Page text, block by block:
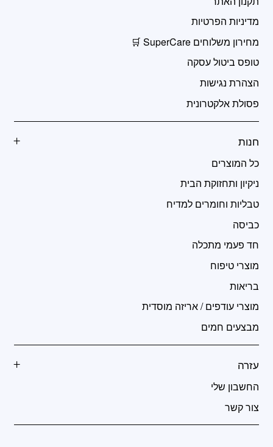
מדיניות הפרטיות
מחירון משלוחים SuperCare 🛒
טופס ביטול עסקה
הצהרת נגישות
פסולת אלקטרונית
חנות
כל המוצרים
ניקיון ותחזוקת הבית
טבליות וחומרים למדיח
כביסה
חד פעמי מתכלה
מוצרי טיפוח
בריאות
מוצרי עודפים / אריזה מוסדית
מבצעים חמים
עזרה
החשבון שלי
צור קשר